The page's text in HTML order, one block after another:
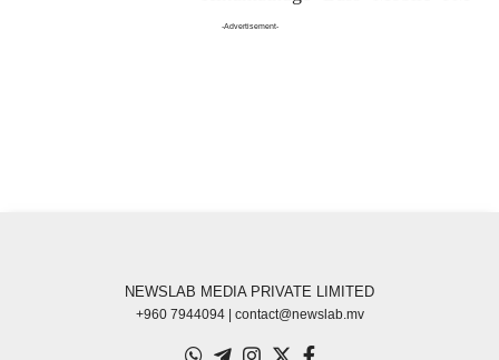
-Advertisement-
NEWSLAB MEDIA PRIVATE LIMITED
+960 7944094 | contact@newslab.mv